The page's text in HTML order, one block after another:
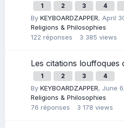
1 2 3 4
By KEYBOARDZAPPER, April
Religions & Philosophies
122 réponses 3 385 views
Les citations louffoques
1 2 3 4
By KEYBOARDZAPPER, June
Religions & Philosophies
76 réponses 3 178 views